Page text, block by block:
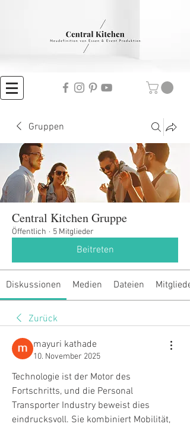
Gruppen
Central Kitchen Gruppe
Öffentlich · 5 Mitglieder
Beitreten
Diskussionen Medien Dateien Mitglieder
Zurück
mayuri kathade
10. November 2025
Technologie ist der Motor des
Fortschritts, und die Personal
Transporter Industry beweist dies
eindrucksvoll. Sie kombiniert Mobilität,